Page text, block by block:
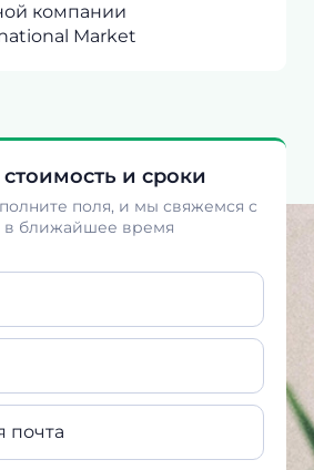
компании
Market
стоимость и сроки
поля, и мы свяжемся с
в ближайшее время
почта